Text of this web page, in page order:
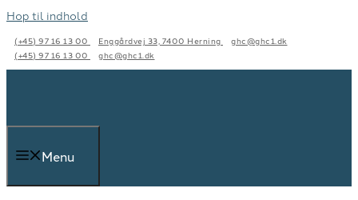
Hop til indhold
(+45) 97 16 13 00 Enggårdvej 33, 7400 Herning
ghc@ghc1.dk
(+45) 97 16 13 00
ghc@ghc1.dk
Menu